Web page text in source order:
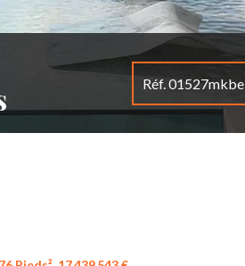
Réf. 01527mkbe